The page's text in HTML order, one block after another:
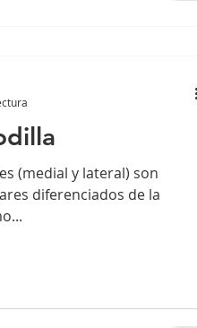
(medial y lateral) son
diferenciados de la